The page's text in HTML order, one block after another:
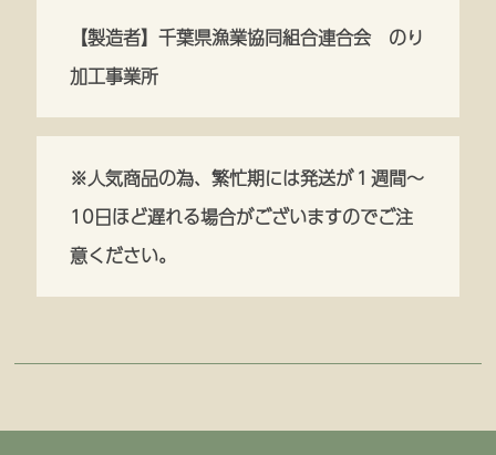
【製造者】千葉県漁業協同組合連合会 のり
加工事業所
※人気商品の為、繁忙期には発送が１週間～
10日ほど遅れる場合がございますのでご注
意ください。